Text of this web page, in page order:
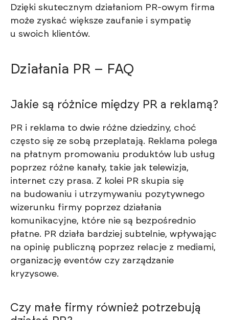
Dzięki skutecznym działaniom PR-owym firma
może zyskać większe zaufanie i sympatię
u swoich klientów.
Działania PR – FAQ
Jakie są różnice między PR a reklamą?
PR i reklama to dwie różne dziedziny, choć
często się ze sobą przeplatają. Reklama polega
na płatnym promowaniu produktów lub usług
poprzez różne kanały, takie jak telewizja,
internet czy prasa. Z kolei PR skupia się
na budowaniu i utrzymywaniu pozytywnego
wizerunku firmy poprzez działania
komunikacyjne, które nie są bezpośrednio
płatne. PR działa bardziej subtelnie, wpływając
na opinię publiczną poprzez relacje z mediami,
organizację eventów czy zarządzanie
kryzysowe.
Czy małe firmy również potrzebują